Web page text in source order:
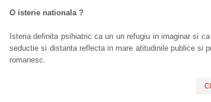
O isterie nationala ?
Isteria definita psihiatric ca un un refugiu in imaginar si
seductie si distanta reflecta in mare atitudinile publice si
romanesc.